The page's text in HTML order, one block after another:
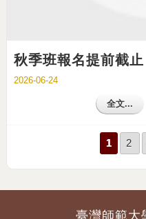
秋季班報名提前截止
2026-06-24
全文...
1 2
臺灣師範大